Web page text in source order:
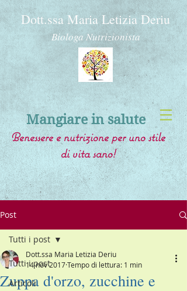
Dott.ssa Maria Letizia Deriu
Biologa Nutrizionista
Mangiare in salute
Benessere e nutrizione per uno stile
di vita sano!
Post
Tutti i post
Articoli
Tutti i post
Zuppa d'orzo, zucchine e
Dott.ssa Maria Letizia Deriu
14 nov 2017Tempo di lettura: 1 min